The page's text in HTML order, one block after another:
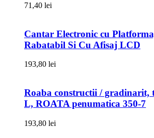
71,40 lei
Cantar Electronic cu
Rabatabil Si Cu Afisaj LCD
193,80 lei
Roaba constructii / gradinarit,
L, ROATA penumatica 350-7
193,80 lei